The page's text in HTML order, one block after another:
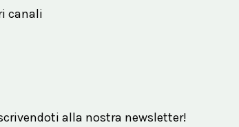
canali
alla nostra newsletter!